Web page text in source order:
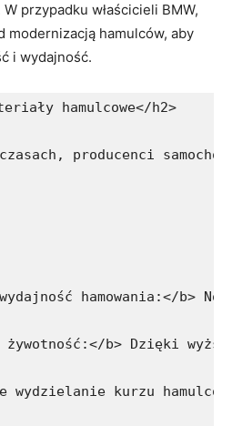
przypadku właścicieli BMW,
modernizacją ⁣hamulców, aby
i wydajność.
hamulcowe</h2>
producenci
hamowania:</b>
żywotność:</b> Dzięki
wydzielanie kurzu